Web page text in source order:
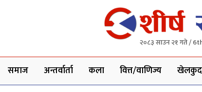
२०८३ साउन २१ गते /
समाज अन्तर्वार्ता कला वित्त/वाणिज्य खेलकुद